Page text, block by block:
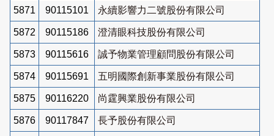
5871 90115101 永續影響力二號股份有限公司
5872 90115186 澄清眼科技股份有限公司
5873 90115616 誠予物業管理顧問股份有限公司
5874 90115691 五明國際創新事業股份有限公司
5875 90116220 尚霆興業股份有限公司
5876 90117847 長予股份有限公司